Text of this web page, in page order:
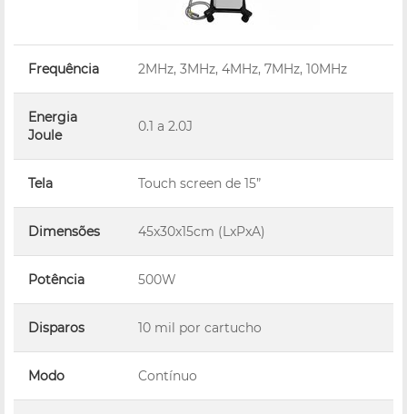
Frequência 2MHz, 3MHz, 4MHz, 7MHz, 10MHz
Energia
Joule
0.1 a 2.0J
Tela Touch screen de 15”
Dimensões 45x30x15cm (LxPxA)
Potência 500W
Disparos 10 mil por cartucho
Modo Contínuo